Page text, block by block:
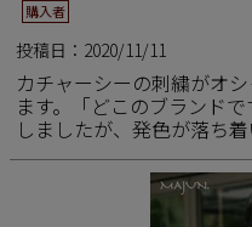
購入者
投稿日 2020/11/11
カチャーシーの刺繍がオ
ます。「どこのブランド
しましたが、発色が落ち